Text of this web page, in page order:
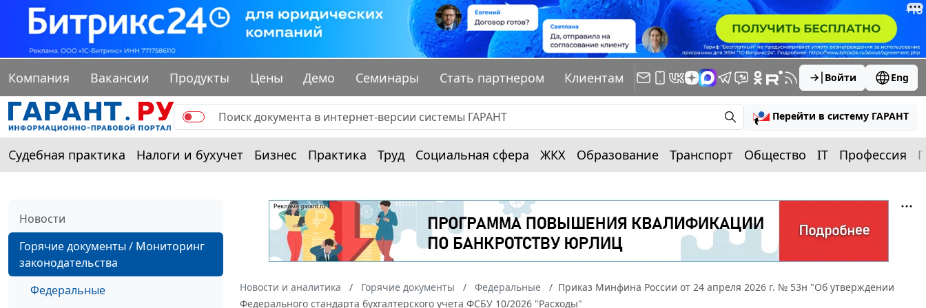
Компания Вакансии Продукты Цены Демо Семинары Стать партнером Клиентам Войти Eng
Перейти в систему ГАРАНТ
Судебная практика Налоги и бухучет Бизнес Практика Труд Социальная сфера ЖКХ Образование Транспорт Общество IT Профессия
Новости
Горячие документы / Мониторинг
законодательства
Федеральные
Новости и аналитика Горячие документы Федеральные
Приказ Минфина России от 24 апреля 2026 г. № 53н "Об утверждении
Федерального стандарта бухгалтерского учета ФСБУ 10/2026 "Расходы"